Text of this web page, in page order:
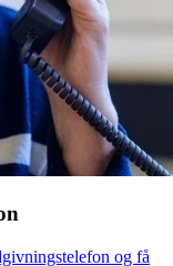
og få